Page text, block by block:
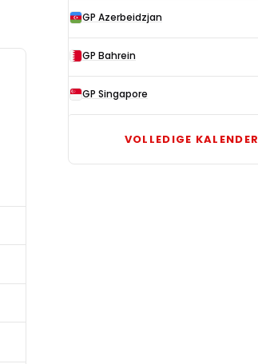
GP Azerbeidzjan
GP Bahrein
GP Singapore
VOLLEDIGE KALENDER